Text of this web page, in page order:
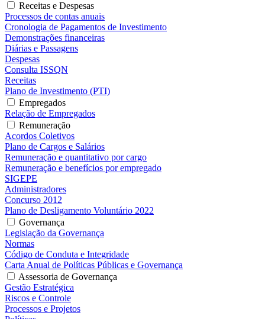
Receitas e Despesas
Processos de contas anuais
Cronologia de Pagamentos de Investimento
Demonstrações financeiras
Diárias e Passagens
Despesas
Consulta ISSQN
Receitas
Plano de Investimento (PTI)
Empregados
Relação de Empregados
Remuneração
Acordos Coletivos
Plano de Cargos e Salários
Remuneração e quantitativo por cargo
Remuneração e benefícios por empregado
SIGEPE
Administradores
Concurso 2012
Plano de Desligamento Voluntário 2022
Governança
Legislação da Governança
Normas
Código de Conduta e Integridade
Carta Anual de Políticas Públicas e Governança
Assessoria de Governança
Gestão Estratégica
Riscos e Controle
Processos e Projetos